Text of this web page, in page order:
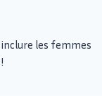
les femmes